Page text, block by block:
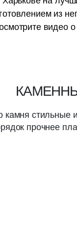
из
видео о
камня
прочнее